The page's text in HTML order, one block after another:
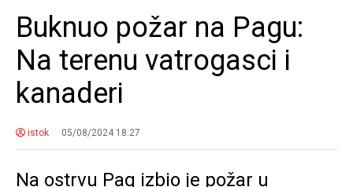
Buknuo požar na Pagu:
Na terenu vatrogasci i
kanaderi
istok 05/08/2024 18:27
Na ostrvu Pag izbio je požar u